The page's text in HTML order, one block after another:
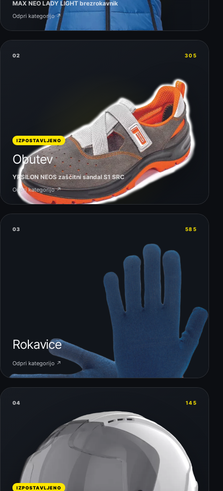
MAX NEO LADY LIGHT brezrokavnik
Odpri kategorijo ↗
02 305
IZPOSTAVLJENO
Obutev
YPSILON NEOS zaščitni sandal S1 SRC
Odpri kategorijo ↗
03 585
Rokavice
Odpri kategorijo ↗
04 145
IZPOSTAVLJENO